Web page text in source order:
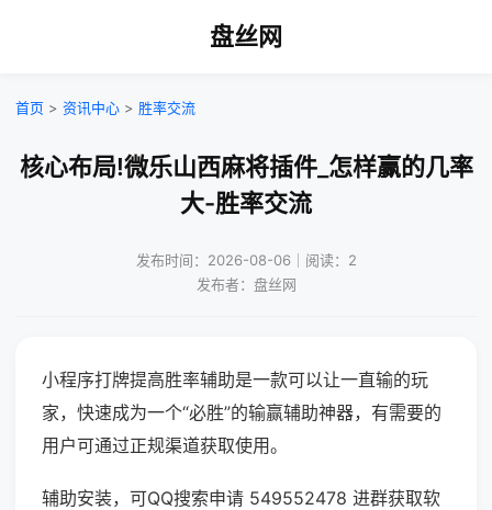
盘丝网
首页 > 资讯中心 > 胜率交流
核心布局!微乐山西麻将插件_怎样赢的几率
大-胜率交流
发布时间：2026-08-06｜阅读：2
发布者：盘丝网
小程序打牌提高胜率辅助是一款可以让一直输的玩
家，快速成为一个“必胜”的输赢辅助神器，有需要的
用户可通过正规渠道获取使用。
辅助安装，可QQ搜索申请 549552478 进群获取软